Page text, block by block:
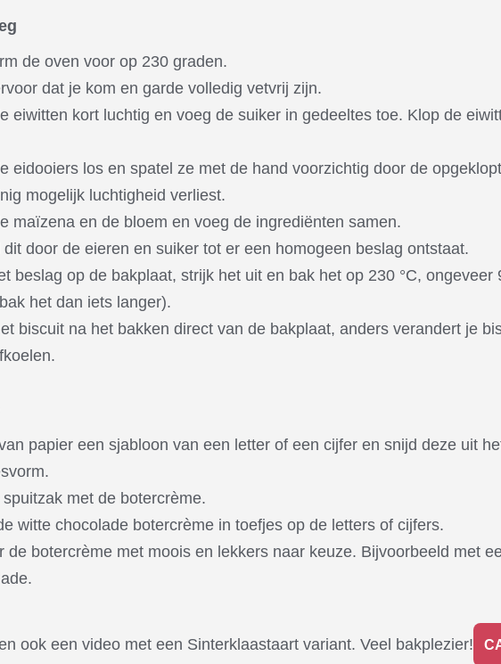
de oven voor op 230 graden.
dat je kom en garde volledig vetvrij zijn.
eiwitten kort luchtig en voeg de suiker in gedeeltes toe. Klop de
eidooiers los en spatel ze met de hand voorzichtig door de
mogelijk luchtigheid verliest.
maïzena en de bloem en voeg de ingrediënten samen.
dit door de eieren en suiker tot er een homogeen beslag ontstaat.
beslag op de bakplaat, strijk het uit en bak het op 230 °C,
het dan iets langer).
biscuit na het bakken direct van de bakplaat, anders verandert je
papier een sjabloon van een letter of een cijfer en snijd deze uit
spuitzak met de botercrème.
witte chocolade botercrème in toefjes op de letters of cijfers.
de botercrème met moois en lekkers naar keuze. Bijvoorbeeld met
ook een video met een Sinterklaastaart variant. Veel bakplezier!